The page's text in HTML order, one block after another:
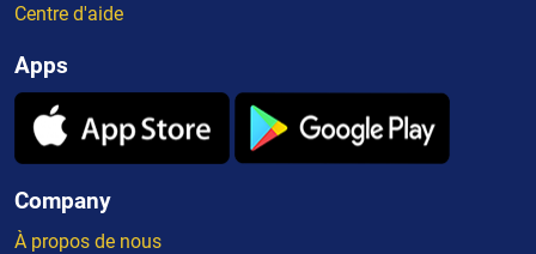
Centre d'aide
Apps
Company
À propos de nous